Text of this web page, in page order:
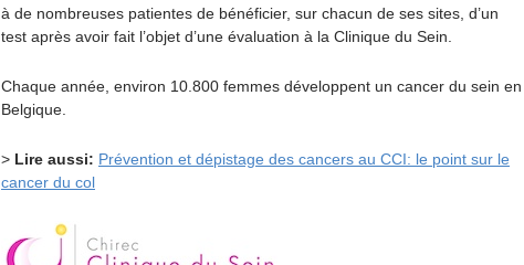
à de nombreuses patientes de bénéficier, sur chacun de ses sites, d’un
test après avoir fait l’objet d’une évaluation à la Clinique du Sein.
Chaque année, environ 10.800 femmes développent un cancer du sein en
Belgique.
> Lire aussi: Prévention et dépistage des cancers au CCI: le point sur le
cancer du col